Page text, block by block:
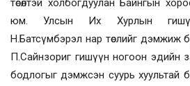
төсөлтэй холбогдуулан Байнгын
юм. Улсын Их Хурлын
Н.Батсүмбэрэл нар төслийг дэмжиж
П.Сайнзориг гишүүн ногоон эдийн
бодлогыг дэмжсэн суурь хуультай